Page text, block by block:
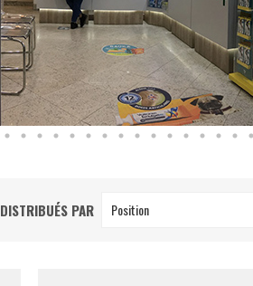
DISTRIBUÉS PAR Position